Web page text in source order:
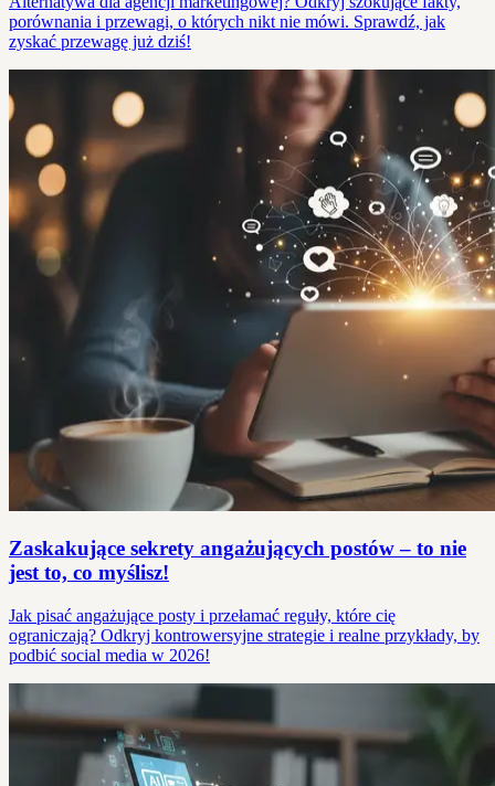
porównania i przewagi, o których nikt nie mówi. Sprawdź, jak
zyskać przewagę już dziś!
Zaskakujące sekrety angażujących postów – to nie
jest to, co myślisz!
Jak pisać angażujące posty i przełamać reguły, które cię
ograniczają? Odkryj kontrowersyjne strategie i realne przykłady, by
podbić social media w 2026!